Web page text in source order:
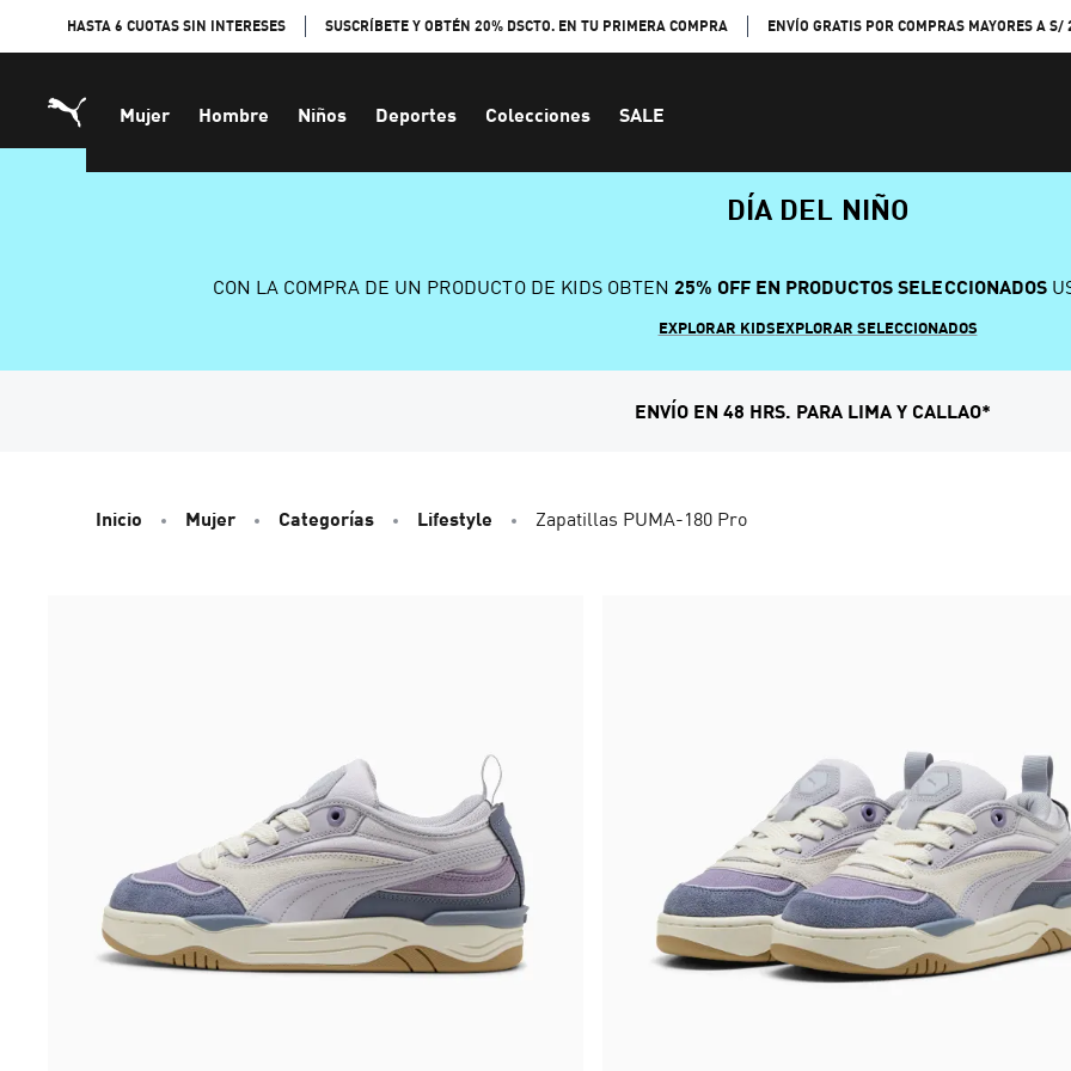
HASTA 6 CUOTAS SIN INTERESES SUSCRÍBETE Y OBTÉN 20% DSCTO. EN TU PRIMERA COMPRA ENVÍO GRATIS POR COMPRAS MAYORES A S/
Mujer Hombre Niños Deportes Colecciones SALE
DÍA DEL NIÑO
CON LA COMPRA DE UN PRODUCTO DE KIDS OBTEN 25% OFF EN PRODUCTOS SELECCIONADOS
EXPLORAR KIDSEXPLORAR SELECCIONADOS
ENVÍO EN 48 HRS. PARA LIMA Y CALLAO*
Inicio Mujer Categorías Lifestyle Zapatillas PUMA-180 Pro